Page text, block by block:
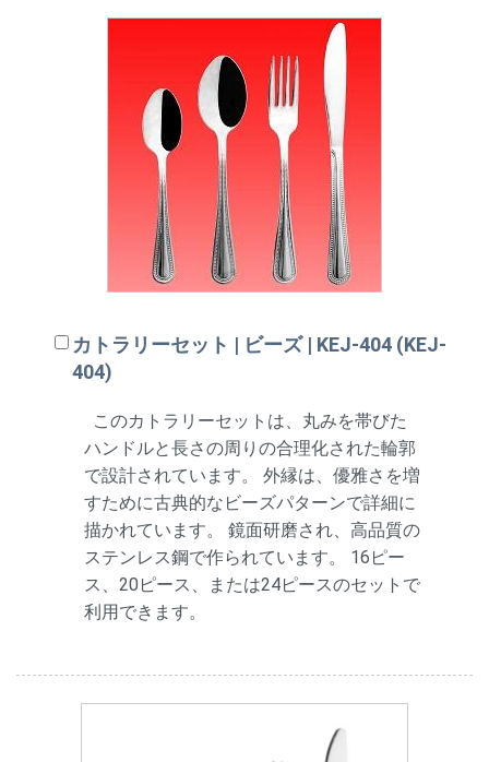
カトラリーセット | ビーズ | KEJ-404 (KEJ-
404)
このカトラリーセットは、丸みを帯びた
ハンドルと長さの周りの合理化された輪郭
で設計されています。 外縁は、優雅さを増
すために古典的なビーズパターンで詳細に
描かれています。 鏡面研磨され、高品質の
ステンレス鋼で作られています。 16ピー
ス、20ピース、または24ピースのセットで
利用できます。